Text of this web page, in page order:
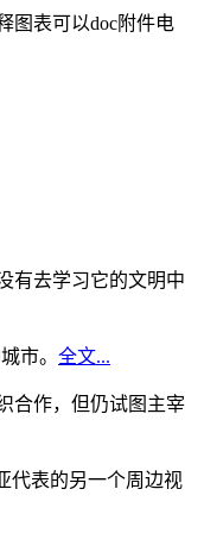
图表可以doc附件电
有去学习它的文明中
市。 全文...
合作，但仍试图主宰
代表的另一个周边视